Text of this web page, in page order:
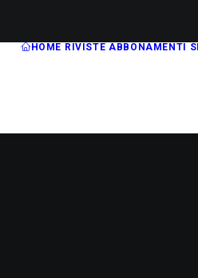
HOME RIVISTE ABBONAMENTI